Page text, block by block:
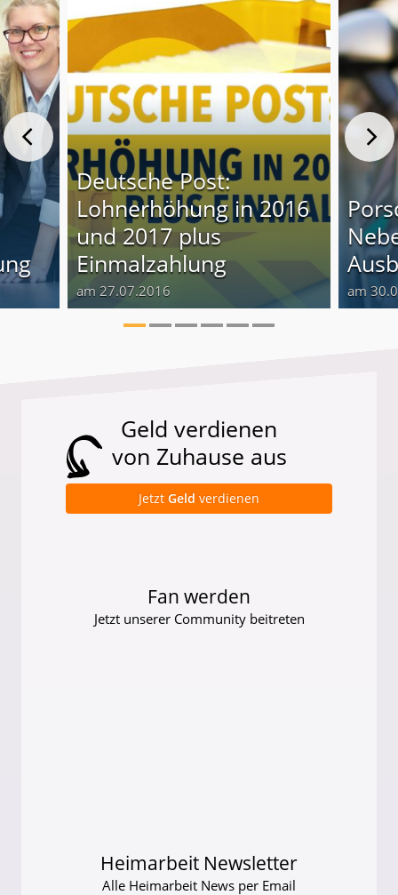
Deutsche Post:
Lohnerhöhung in 2016
und 2017 plus
Einmalzahlung
am 27.07.2016 am
Geld verdienen
von Zuhause aus
Jetzt Geld verdienen
Fan werden
Jetzt unserer Community beitreten
Heimarbeit Newsletter
Alle Heimarbeit News per Email